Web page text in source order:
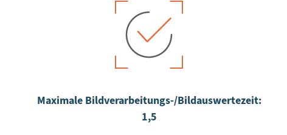
Maximale Bildverarbeitungs-/Bildauswertezeit:
1,5